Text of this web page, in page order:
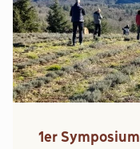
1er Symposium